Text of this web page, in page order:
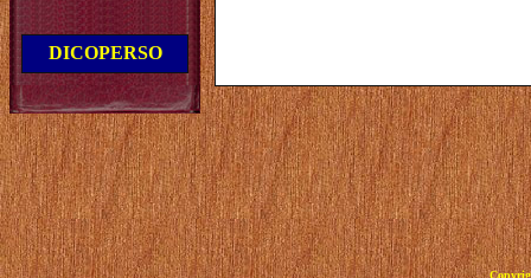
DICOPERSO